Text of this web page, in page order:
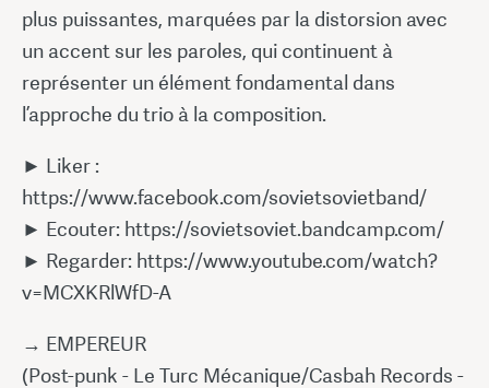
plus puissantes, marquées par la distorsion avec
un accent sur les paroles, qui continuent à
représenter un élément fondamental dans
l’approche du trio à la composition.
► Liker :
https://www.facebook.com/sovietsovietband/
► Ecouter: https://sovietsoviet.bandcamp.com/
► Regarder: https://www.youtube.com/watch?
v=MCXKRlWfD-A
→ EMPEREUR
(Post-punk - Le Turc Mécanique/Casbah Records -